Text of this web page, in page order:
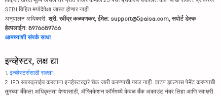
SEBI विहित मर्यादेपेक्षा जास्त होणार नाही.
अनुपालन अधिकारी: श्री. रवींद्र कळवणकर, ईमेल: support@5paisa.com, सपोर्ट डेस्क
हेल्पलाईन: 8976689766
आमच्याशी संपर्क साधा
इन्व्हेस्टर, लक्ष द्या
1. इन्व्हेस्टर्ससाठी सल्ला
2. IPO सबस्क्राईब करताना इन्व्हेस्टरद्वारे चेक जारी करण्याची गरज नाही. वाटप झाल्यास पेमेंट करण्याची
तुमच्या बँकेला अधिकृतता देण्यासाठी, ॲप्लिकेशन फॉर्ममध्ये केवळ बँक अकाउंट नंबर लिहा आणि स्वाक्षरी